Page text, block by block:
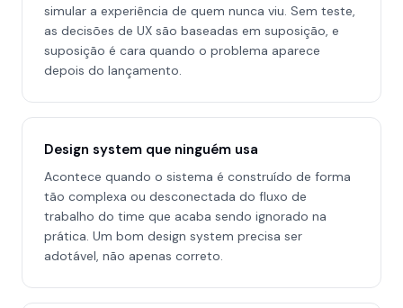
simular a experiência de quem nunca viu. Sem teste,
as decisões de UX são baseadas em suposição, e
suposição é cara quando o problema aparece
depois do lançamento.
Design system que ninguém usa
Acontece quando o sistema é construído de forma
tão complexa ou desconectada do fluxo de
trabalho do time que acaba sendo ignorado na
prática. Um bom design system precisa ser
adotável, não apenas correto.